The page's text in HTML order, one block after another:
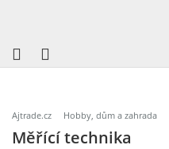
Ajtrade.cz Hobby, dům a zahrada
Měřící technika